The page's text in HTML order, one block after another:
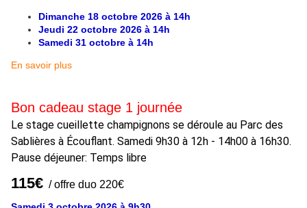
Dimanche 18 octobre 2026 à 14h
Jeudi 22 octobre 2026 à 14h
Samedi 31 octobre à 14h
En savoir plus
Bon cadeau stage 1 journée
Le stage cueillette champignons se déroule au Parc des
Sablières à Écouflant. Samedi 9h30 à 12h - 14h00 à 16h30.
Pause déjeuner: Temps libre
115€ / offre duo 220€